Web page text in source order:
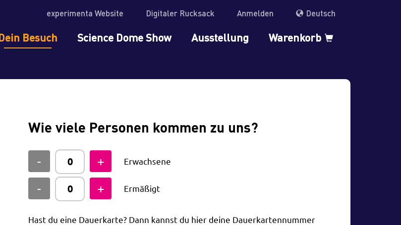
experimenta Website Digitaler Rucksack Anmelden Deutsch
Dein Besuch Science Dome Show Ausstellung Warenkorb
Wie viele Personen kommen zu uns?
Erwachsene
Ermäßigt
Hast du eine Dauerkarte? Dann kannst du hier deine Dauerkartennummer